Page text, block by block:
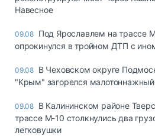
Навесное
09.08 Под Ярославлем на трассе
опрокинулся в тройном ДТП с
09.08 В Чеховском округе
"Крым" загорелся малотоннажный
09.08 В Калининском районе
трассе М-10 столкнулись два
легковушки